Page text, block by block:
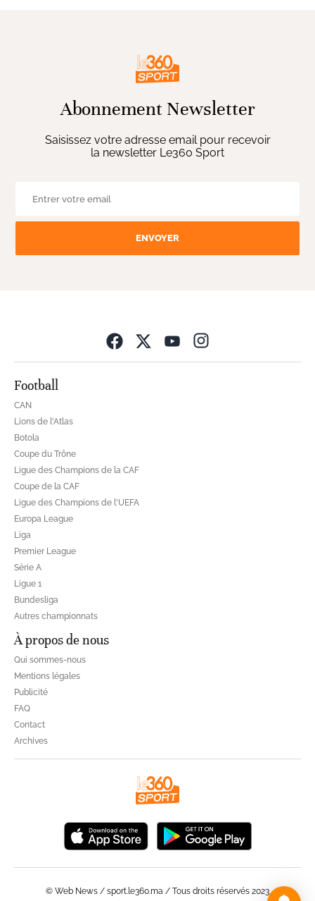
Abonnement Newsletter
Saisissez votre adresse email pour recevoir
la newsletter Le360 Sport
ENVOYER
Football
CAN
Lions de l'Atlas
Botola
Coupe du Trône
Ligue des Champions de la CAF
Coupe de la CAF
Ligue des Champions de l'UEFA
Europa League
Liga
Premier League
Série A
Ligue 1
Bundesliga
Autres championnats
À propos de nous
Qui sommes-nous
Mentions légales
Publicité
FAQ
Contact
Archives
© Web News / sport.le360.ma / Tous droits réservés 2023